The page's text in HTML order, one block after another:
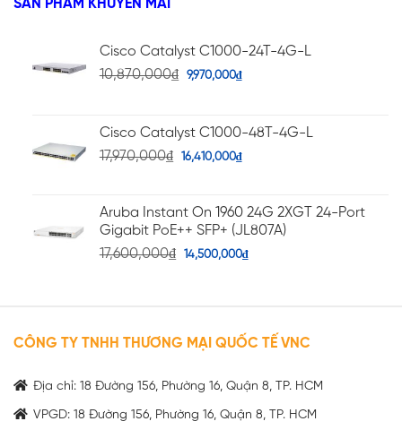
SẢN PHẨM KHUYẾN MÃI
Cisco Catalyst C1000-24T-4G-L
10,870,000₫ 9,970,000₫
Cisco Catalyst C1000-48T-4G-L
17,970,000₫ 16,410,000₫
Aruba Instant On 1960 24G 2XGT 24-Port
Gigabit PoE++ SFP+ (JL807A)
17,600,000₫ 14,500,000₫
CÔNG TY TNHH THƯƠNG MẠI QUỐC TẾ VNC
Địa chỉ: 18 Đường 156, Phường 16, Quận 8, TP. HCM
VPGD: 18 Đường 156, Phường 16, Quận 8, TP. HCM